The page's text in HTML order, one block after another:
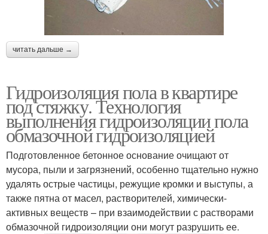
читать дальше →
Гидроизоляция пола в квартире
под стяжку. Технология
выполнения гидроизоляции пола
обмазочной гидроизоляцией
Подготовленное бетонное основание очищают от
мусора, пыли и загрязнений, особенно тщательно нужно
удалять острые частицы, режущие кромки и выступы, а
также пятна от масел, растворителей, химически-
активных веществ – при взаимодействии с растворами
обмазочной гидроизоляции они могут разрушить ее.